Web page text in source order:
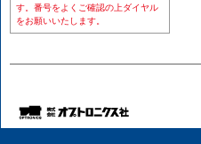
す。番号をよくご確認の上ダイヤル
をお願いいたします。